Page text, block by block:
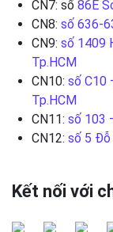
CN7: số 86E
CN8: số 636-
CN9: số 1409
Tp.HCM
CN10: số C10
Tp.HCM
CN11: số 103
CN12: số 5 Đỗ
Kết nối với